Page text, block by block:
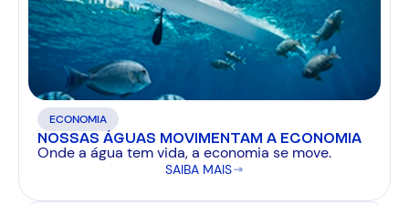
ECONOMIA
NOSSAS ÁGUAS MOVIMENTAM A ECONOMIA
Onde a água tem vida, a economia se move.
SAIBA MAIS